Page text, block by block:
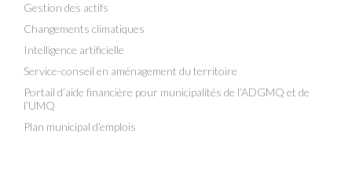
Gestion des actifs
Changements climatiques
Intelligence artificielle
Service-conseil en aménagement du territoire
Portail d’aide financière pour municipalités de l’ADGMQ et de
l’UMQ
Plan municipal d’emplois